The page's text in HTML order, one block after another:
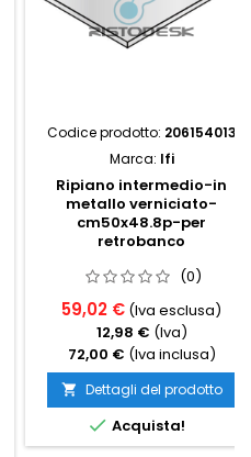
Codice prodotto: 206154013
Marca: Ifi
Ripiano intermedio-in
metallo verniciato-
cm50x48.8p-per
retrobanco
(0)
59,02 € (Iva esclusa)
12,98 € (Iva)
72,00 € (Iva inclusa)
 Dettagli del prodotto
 Acquista!